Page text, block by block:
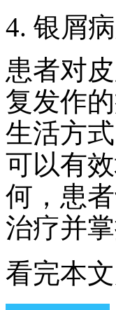
4. 银屑
患者对
复发作
生活方
可以有
何，患
治疗并
看完本文